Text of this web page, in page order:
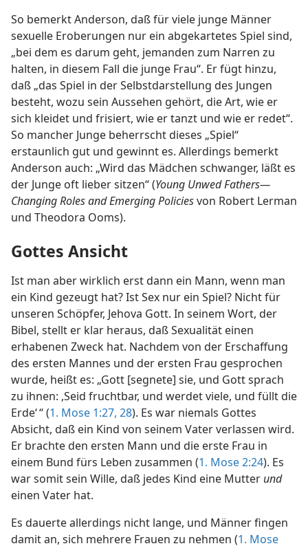
So bemerkt Anderson, daß für viele junge Männer
sexuelle Eroberungen nur ein abgekartetes Spiel sind,
„bei dem es darum geht, jemanden zum Narren zu
halten, in diesem Fall die junge Frau“. Er fügt hinzu,
daß „das Spiel in der Selbstdarstellung des Jungen
besteht, wozu sein Aussehen gehört, die Art, wie er
sich kleidet und frisiert, wie er tanzt und wie er redet“.
So mancher Junge beherrscht dieses „Spiel“
erstaunlich gut und gewinnt es. Allerdings bemerkt
Anderson auch: „Wird das Mädchen schwanger, läßt es
der Junge oft lieber sitzen“ (Young Unwed Fathers—
Changing Roles and Emerging Policiesvon Robert Lerman
und Theodora Ooms).
Gottes Ansicht
Ist man aber wirklich erst dann ein Mann, wenn man
ein Kind gezeugt hat? Ist Sex nur ein Spiel? Nicht für
unseren Schöpfer, Jehova Gott. In seinem Wort, der
Bibel, stellt er klar heraus, daß Sexualität einen
erhabenen Zweck hat. Nachdem von der Erschaffung
des ersten Mannes und der ersten Frau gesprochen
wurde, heißt es: „Gott [segnete] sie, und Gott sprach
zu ihnen: ,Seid fruchtbar, und werdet viele, und füllt die
Erde‘ “ (1. Mose 1:27, 28). Es war niemals Gottes
Absicht, daß ein Kind von seinem Vater verlassen wird.
Er brachte den ersten Mann und die erste Frau in
einem Bund fürs Leben zusammen (1. Mose 2:24). Es
war somit sein Wille, daß jedes Kind eine Mutter und
einen Vater hat.
Es dauerte allerdings nicht lange, und Männer fingen
damit an, sich mehrere Frauen zu nehmen (1. Mose